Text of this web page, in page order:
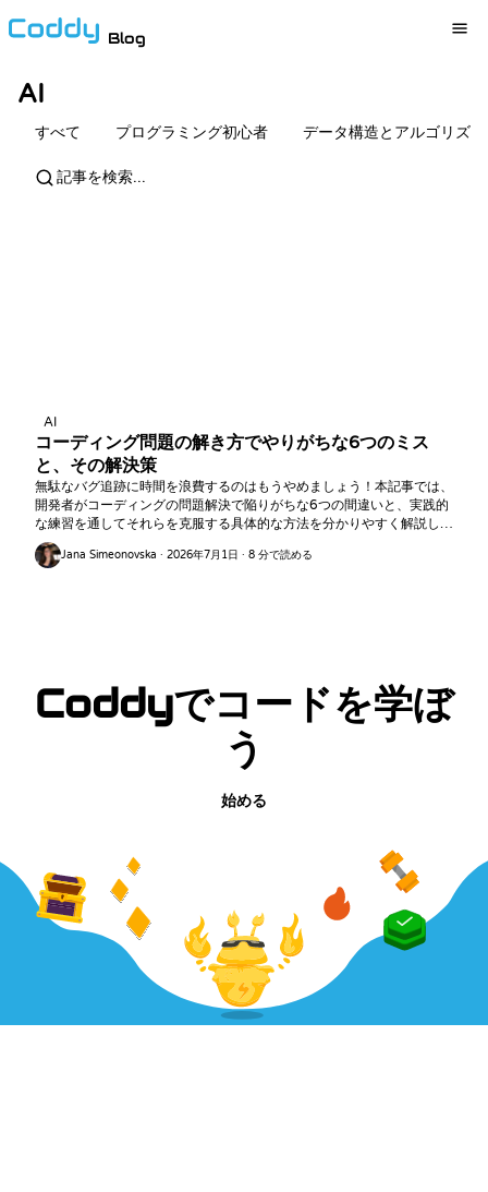
Blog
AI
すべて プログラミング初心者 データ構造とアルゴリズム
AI
コーディング問題の解き方でやりがちな6つのミス
と、その解決策
無駄なバグ追跡に時間を浪費するのはもうやめましょう！本記事では、
開発者がコーディングの問題解決で陥りがちな6つの間違いと、実践的
な練習を通してそれらを克服する具体的な方法を分かりやすく解説しま
す。
Jana Simeonovska · 2026年7月1日 · 8 分で読める
Coddyでコードを学ぼ
う
始める